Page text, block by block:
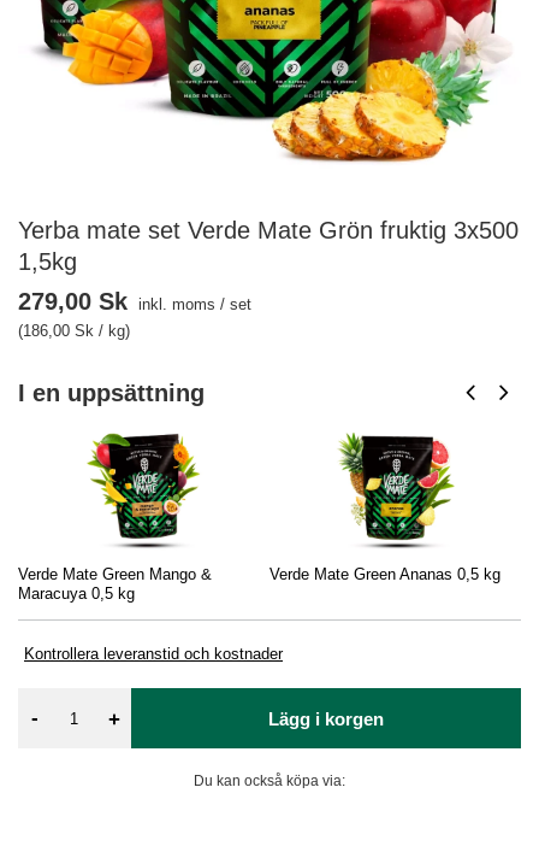
Yerba mate set Verde Mate Grön fruktig 3x500
1,5kg
I en uppsättning
Verde Mate Green Mango &
Maracuya 0,5 kg
Verde Mate Green Ananas 0,5 kg
Kontrollera leveranstid och kostnader
279,00 Sk inkl. moms / set
(186,00 Sk / kg)
- + Lägg i korgen
Du kan också köpa via: